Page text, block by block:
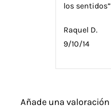
los sentidos”
Raquel D.
9/10/14
Añade una valoración